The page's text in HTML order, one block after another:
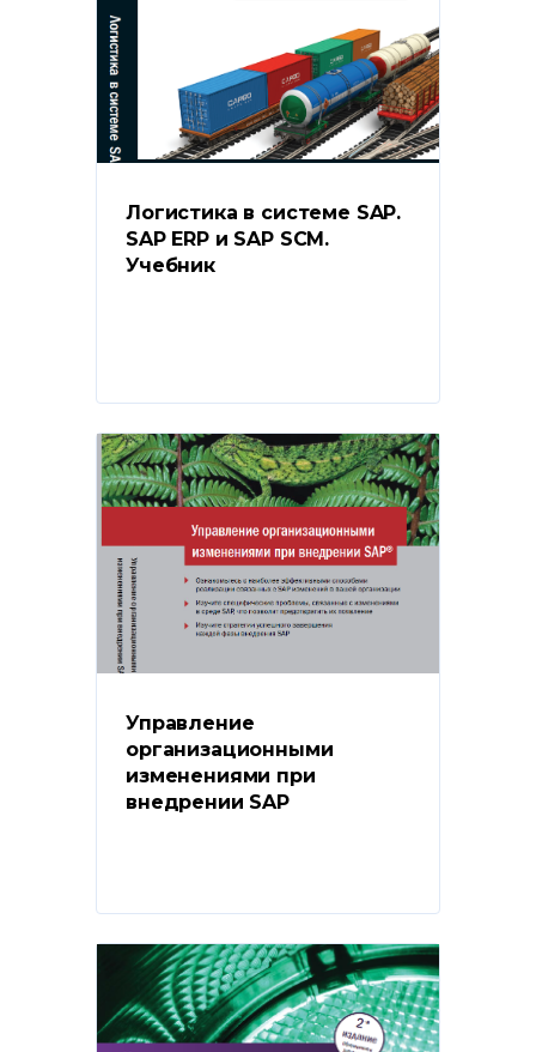
Логистика в системе SAP.
SAP ERP и SAP SCM.
Учебник
Управление
организационными
изменениями при
внедрении SAP